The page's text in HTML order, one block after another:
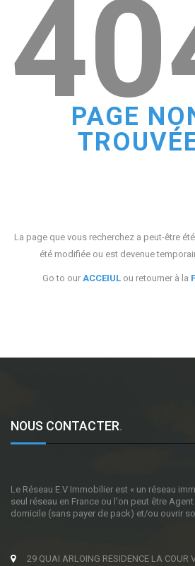
PAGE
La page que vous recherchez a peut-être
été modifiée ou est devenue
Go to our ACCEIUL ou retourner à la
NOUS CONTACTER.
Le Réseau E.V Immobilier est « un réseau
seul réseau en France ou l'on peut être
domicile (sans payer de pack) et/ou ouvrir
29 QUAI ARLOING RESIDENCE LA COUR